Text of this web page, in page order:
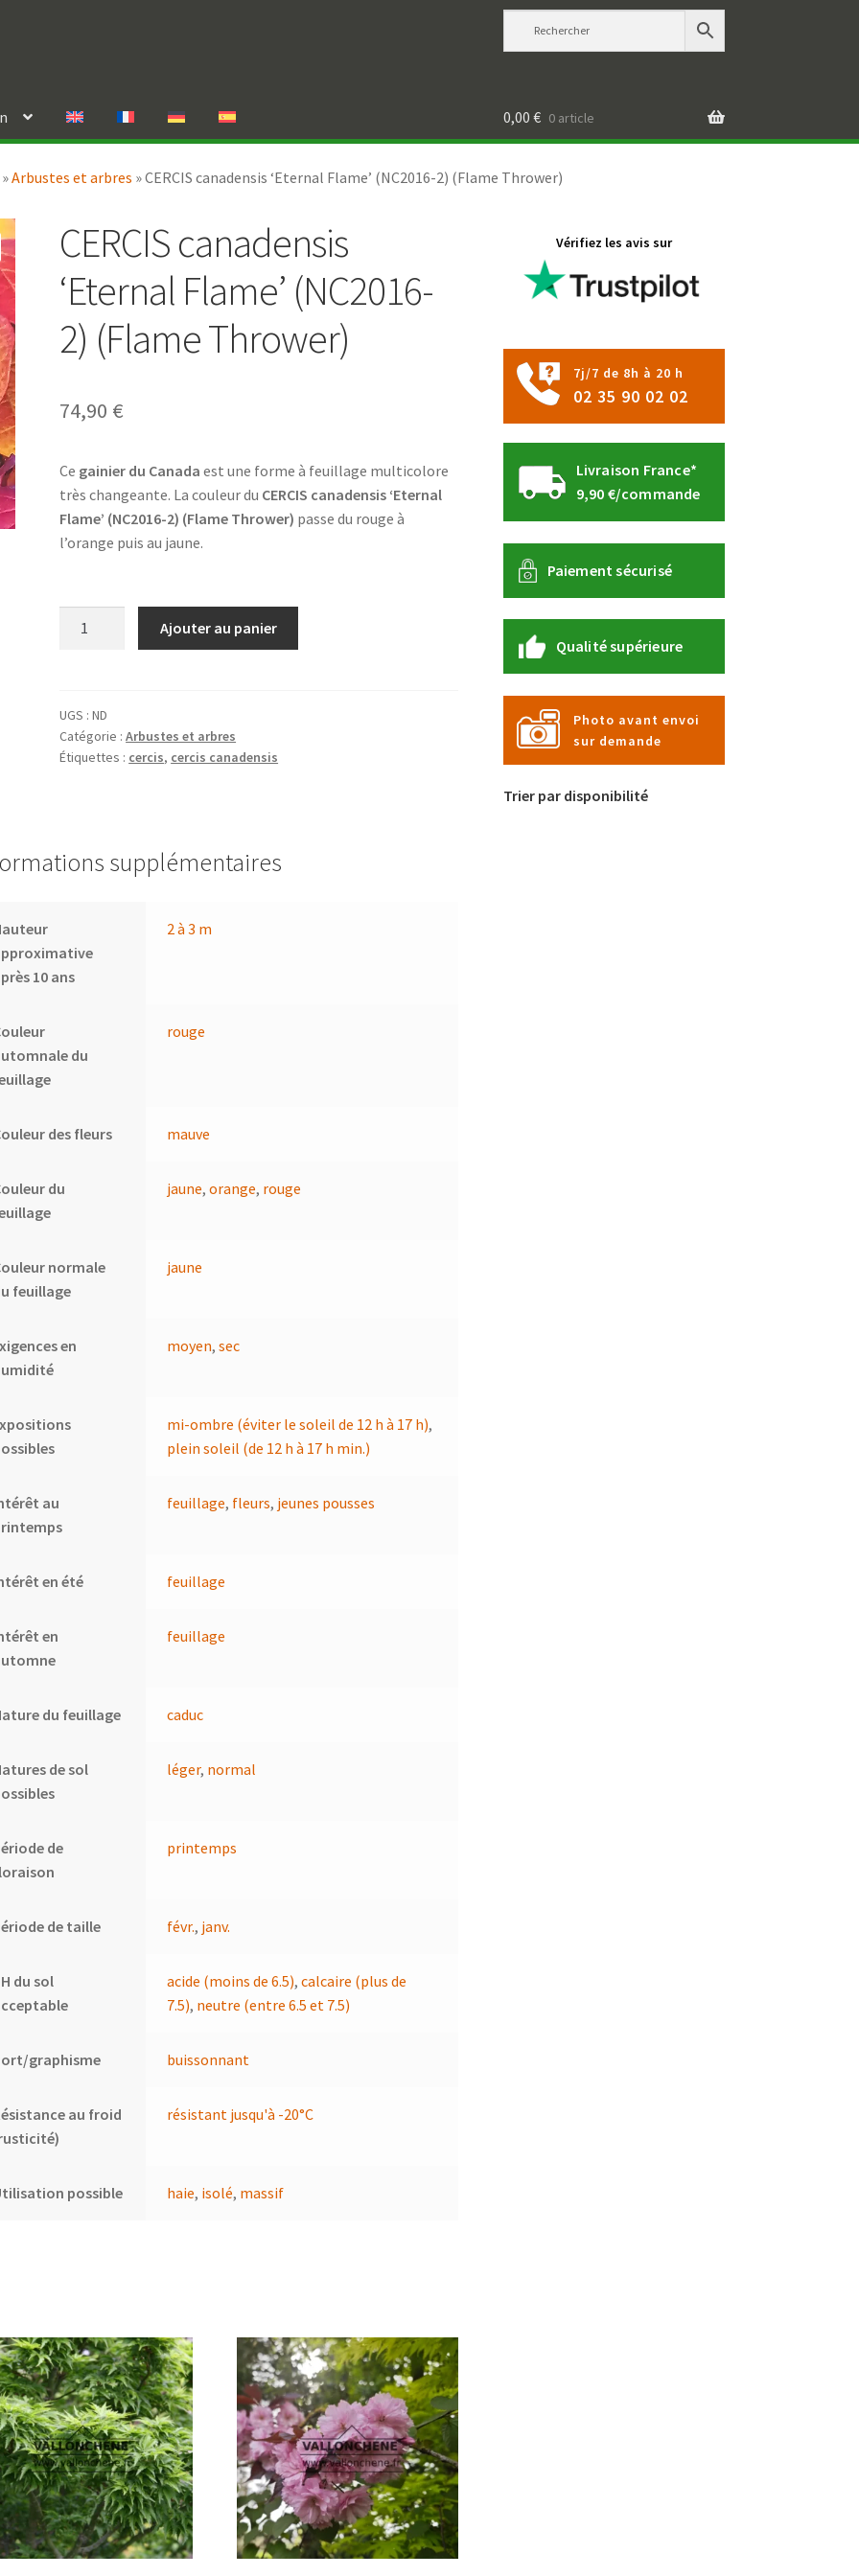
0,00 € 0 article
»Arbustes et arbres »CERCIS canadensis ‘Eternal Flame’ (NC2016-2) (Flame Thrower)
CERCIS canadensis
‘Eternal Flame’ (NC2016-
2) (Flame Thrower)
74,90 €
Ce gainier du Canada est une forme à feuillage multicolore
très changeante. La couleur du CERCIS canadensis ‘Eternal
Flame’ (NC2016-2) (Flame Thrower) passe du rouge à
l’orange puis au jaune.
'Eternal
Flame'
(NC2016-
Ajouter au panier
UGS :ND
Catégorie :Arbustes et arbres
Étiquettes : cercis, cercis canadensis
supplémentaires
10 ans
2 à 3 m
du
rouge
des fleurs mauve
du
jaune,orange, rouge
normale
feuillage
jaune
en
moyen,sec
mi-ombre (éviter le soleil de 12 h à 17 h),
plein soleil (de 12 h à 17 h min.)
au
feuillage, fleurs, jeunes pousses
en été feuillage
en
feuillage
du feuillage caduc
de sol
léger, normal
de
printemps
de taille févr., janv.
du sol
acide (moins de 6.5),calcaire (plus de
7.5), neutre (entre 6.5 et 7.5)
graphisme buissonnant
au froid
résistant jusqu'à -20°C
possible haie, isolé, massif
Vérifiez les avis sur
7j/7 de 8h à 20 h
02 35 90 02 02
Livraison France*
9,90 €/commande
Paiement sécurisé
Qualité supérieure
Photo avant envoi
sur demande
Trier par disponibilité